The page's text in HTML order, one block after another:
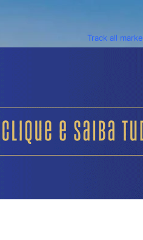
Track all